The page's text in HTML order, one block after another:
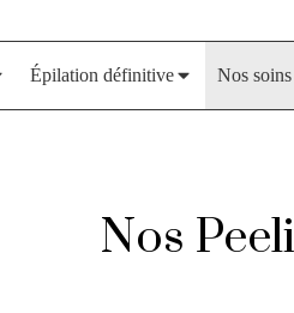
Épilation définitive Nos
Nos